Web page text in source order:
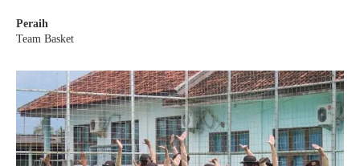
Peraih
Team Basket